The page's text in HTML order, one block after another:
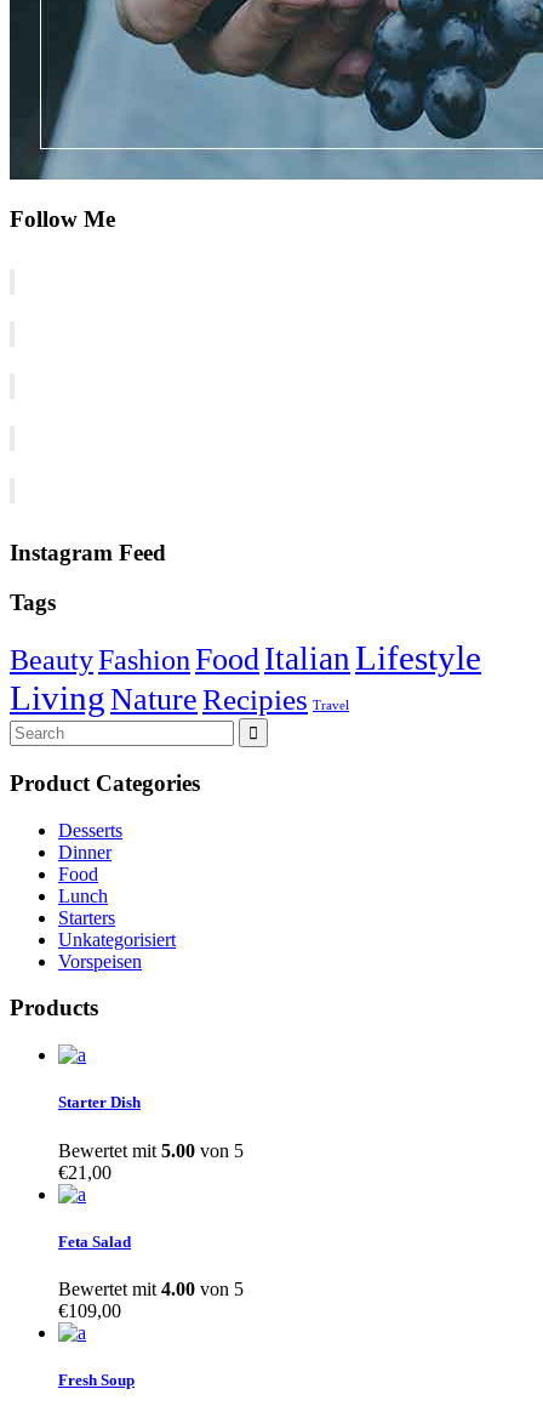
Follow Me
Instagram Feed
Tags
BeautyFashionFoodItalianLifestyle
LivingNatureRecipies Travel
Search
for:
Product Categories
Desserts
Dinner
Food
Lunch
Starters
Unkategorisiert
Vorspeisen
Products
Starter Dish
Bewertet mit 5.00 von 5
€21,00
Feta Salad
Bewertet mit 4.00 von 5
€109,00
Fresh Soup